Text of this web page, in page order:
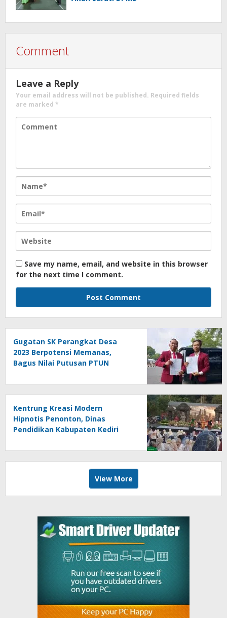
Comment
Leave a Reply
Your email address will not be published. Required fields
are marked *
Save my name, email, and website in this browser
for the next time I comment.
Gugatan SK Perangkat Desa
2023 Berpotensi Memanas,
Bagus Nilai Putusan PTUN
Kentrung Kreasi Modern
Hipnotis Penonton, Dinas
Pendidikan Kabupaten Kediri
View More